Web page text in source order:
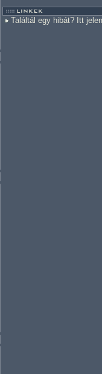
Találtál egy hibát? Itt